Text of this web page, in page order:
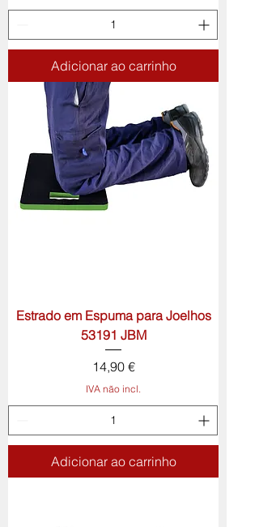
Adicionar ao carrinho
Estrado em Espuma para Joelhos
53191 JBM
Preço
14,90 €
IVA não incl.
Adicionar ao carrinho